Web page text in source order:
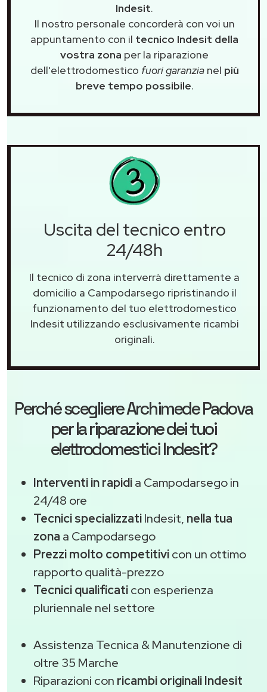
Indesit.
Il nostro personale concorderà con voi un
appuntamento con il tecnico Indesit della
vostra zona per la riparazione
dell'elettrodomestico fuori garanzianel più
breve tempo possibile.
Uscita del tecnico entro
24/48h
Il tecnico di zona interverrà direttamente a
domicilio a Campodarsego ripristinando il
funzionamento del tuo elettrodomestico
Indesit utilizzando esclusivamente ricambi
originali.
Perché scegliereArchimede Padova
per la riparazione dei tuoi
elettrodomestici Indesit?
Interventi in rapidia Campodarsego in
24/48 ore
Tecnici specializzatiIndesit, nella tua
zona a Campodarsego
Prezzi molto competitivicon un ottimo
rapporto qualità-prezzo
Tecnici qualificaticon esperienza
pluriennale nel settore
Assistenza Tecnica & Manutenzione di
oltre 35 Marche
Riparazioni con ricambi originali Indesit